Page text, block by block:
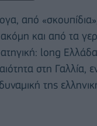
από
ακόμη και από τα
long
στη Γαλλία,
της